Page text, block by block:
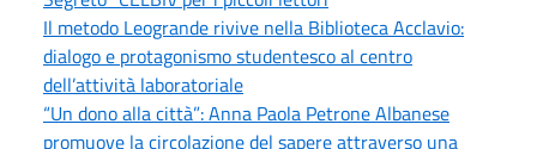
Il metodo Leogrande rivive nella Biblioteca Acclavio:
dialogo e protagonismo studentesco al centro
dell’attività laboratoriale
“Un dono alla città”: Anna Paola Petrone Albanese
promuove la circolazione del sapere attraverso una